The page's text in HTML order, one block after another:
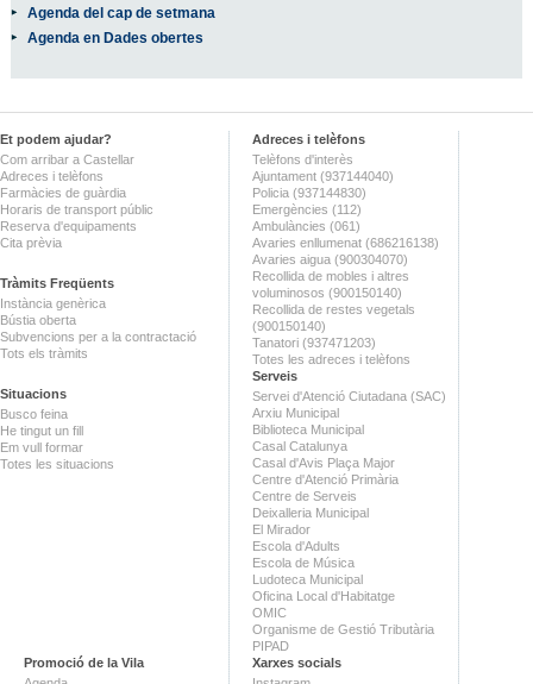
Agenda del cap de setmana
Agenda en Dades obertes
Et podem ajudar?
Com arribar a Castellar
Adreces i telèfons
Farmàcies de guàrdia
Horaris de transport públic
Reserva d'equipaments
Cita prèvia
Tràmits Freqüents
Instància genèrica
Bústia oberta
Subvencions per a la contractació
Tots els tràmits
Situacions
Busco feina
He tingut un fill
Em vull formar
Totes les situacions
Adreces i telèfons
Telèfons d'interès
Ajuntament (937144040)
Policia (937144830)
Emergències (112)
Ambulàncies (061)
Avaries enllumenat (686216138)
Avaries aigua (900304070)
Recollida de mobles i altres
voluminosos (900150140)
Recollida de restes vegetals
(900150140)
Tanatori (937471203)
Totes les adreces i telèfons
Serveis
Servei d'Atenció Ciutadana (SAC)
Arxiu Municipal
Biblioteca Municipal
Casal Catalunya
Casal d'Avis Plaça Major
Centre d'Atenció Primària
Centre de Serveis
Deixalleria Municipal
El Mirador
Escola d'Adults
Escola de Música
Ludoteca Municipal
Oficina Local d'Habitatge
OMIC
Organisme de Gestió Tributària
PIPAD
Promoció de la Vila
Xarxes socials